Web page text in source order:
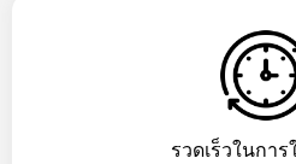
รวดเร็วในการ